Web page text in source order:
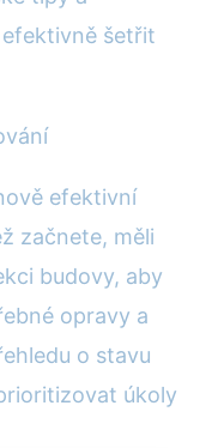
šetřit
efektivní
začnete, měli
budovy, aby
opravy a
o stavu
úkoly